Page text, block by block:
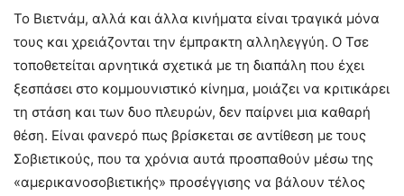
Το Βιετνάμ, αλλά και άλλα κινήματα είναι τραγικά μόνα
τους και χρειάζονται την έμπρακτη αλληλεγγύη. Ο Τσε
τοποθετείται αρνητικά σχετικά με τη διαπάλη που έχει
ξεσπάσει στο κομμουνιστικό κίνημα, μοιάζει να κριτικάρει
τη στάση και των δυο πλευρών, δεν παίρνει μια καθαρή
θέση. Είναι φανερό πως βρίσκεται σε αντίθεση με τους
Σοβιετικούς, που τα χρόνια αυτά προσπαθούν μέσω της
«αμερικανοσοβιετικής» προσέγγισης να βάλουν τέλος